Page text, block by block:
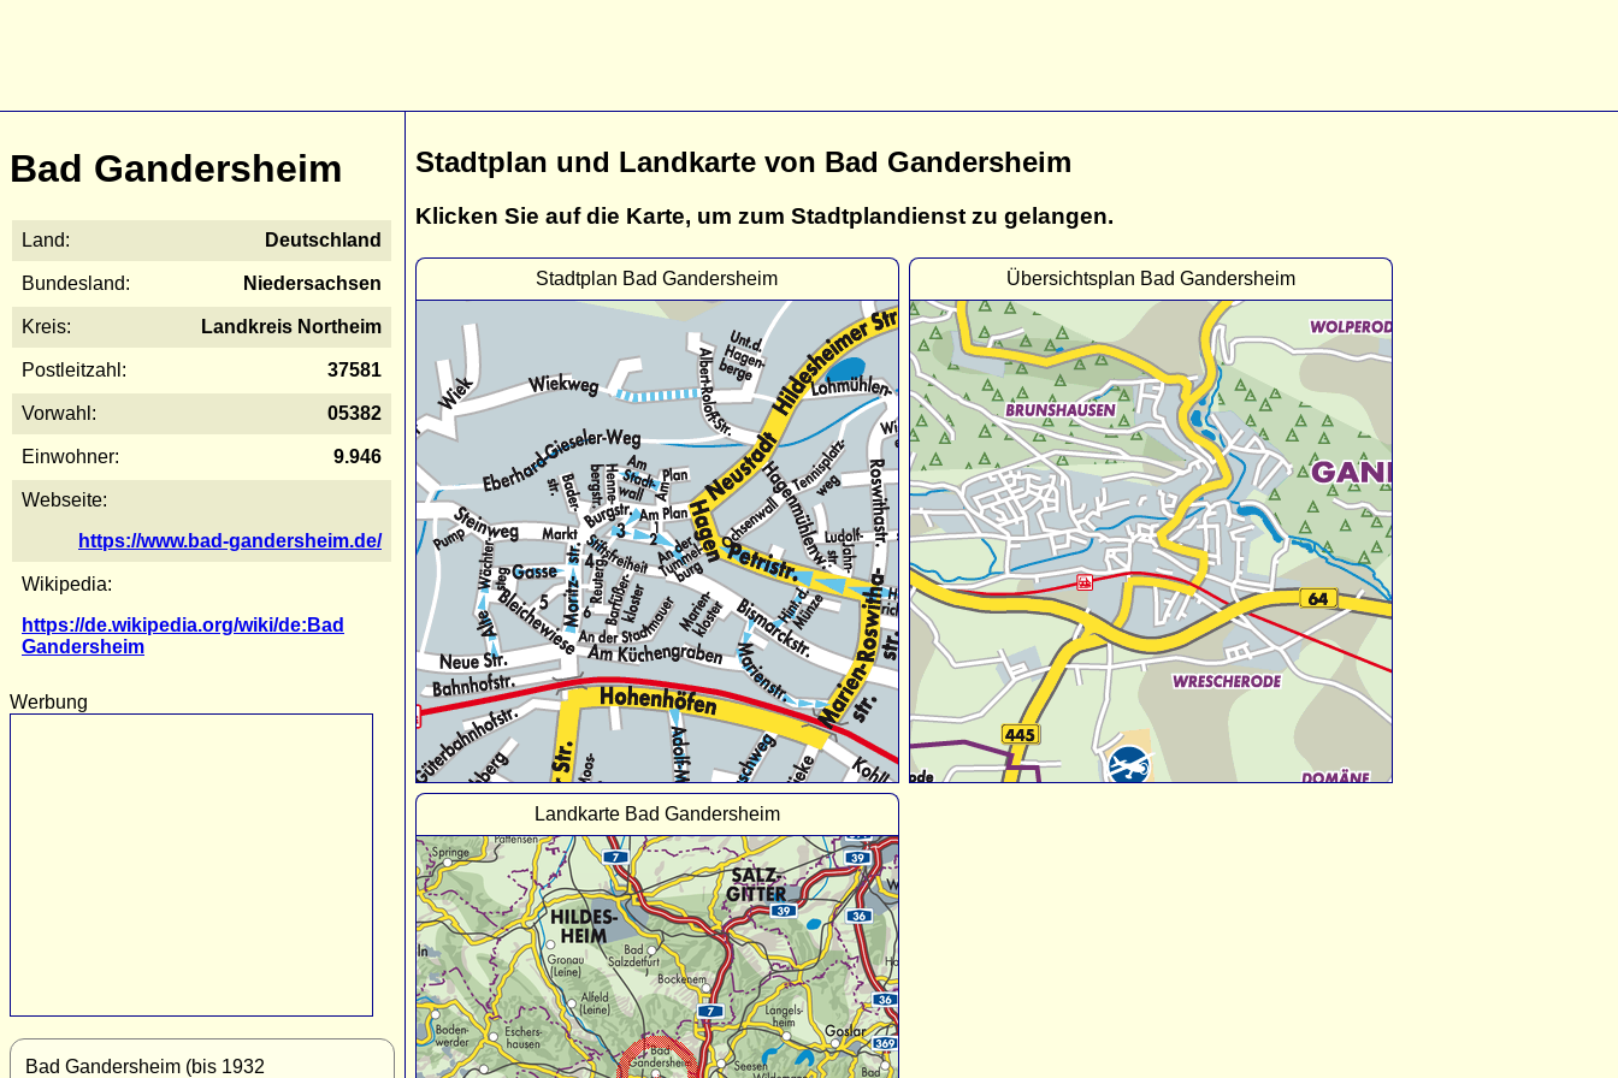
Bad Gandersheim
Land: Deutschland
Bundesland: Niedersachsen
Kreis: Landkreis Northeim
Postleitzahl: 37581
Vorwahl: 05382
Einwohner: 9.946
Webseite:
https://www.bad-gandersheim.de/
Wikipedia:
https://de.wikipedia.org/wiki/de:Bad
Gandersheim
Werbung
Bad Gandersheim (bis 1932
Stadtplan und Landkarte von Bad Gandersheim
Klicken Sie auf die Karte, um zum Stadtplandienst zu gelangen.
Stadtplan Bad Gandersheim Übersichtsplan Bad Gandersheim
Landkarte Bad Gandersheim